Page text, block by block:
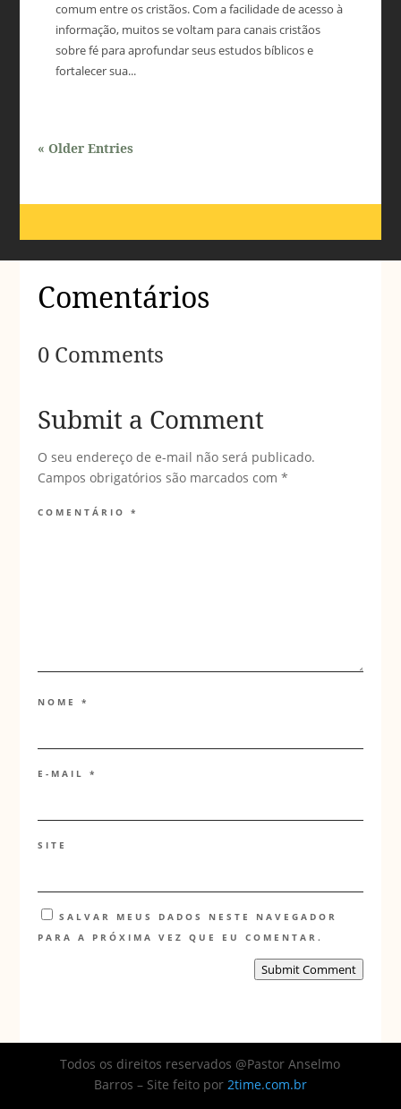
comum entre os cristãos. Com a facilidade de acesso à
informação, muitos se voltam para canais cristãos
sobre fé para aprofundar seus estudos bíblicos e
fortalecer sua...
« Older Entries
Comentários
0 Comments
Submit a Comment
O seu endereço de e-mail não será publicado.
Campos obrigatórios são marcados com*
COMENTÁRIO*
NOME*
E-MAIL*
SITE
SALVAR MEUS DADOS NESTE NAVEGADOR
PARA A PRÓXIMA VEZ QUE EU COMENTAR.
Submit Comment
Todos os direitos reservados @Pastor Anselmo
Barros – Site feito por 2time.com.br